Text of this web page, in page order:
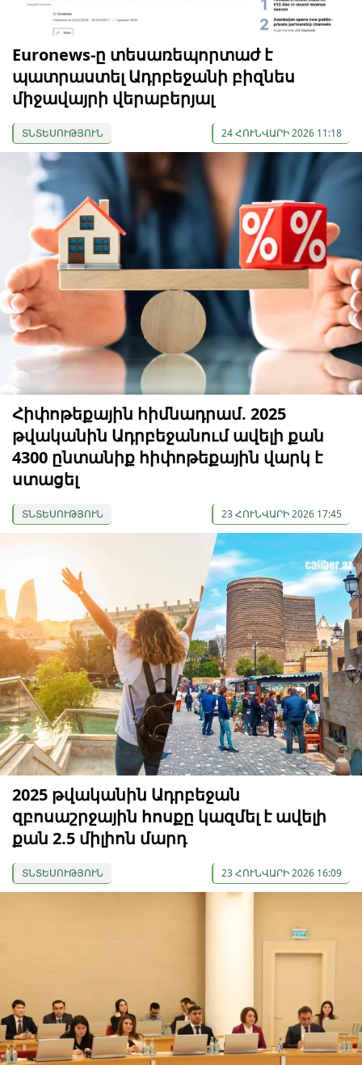
Euronews-ը տեսառեպորտաժ է
պատրաստել Ադրբեջանի բիզնես
միջավայրի վերաբերյալ
ՏՆՏԵՍՈՒԹՅՈՒՆ 24 ՀՈՒՆՎԱՐԻ 2026 11:18
Հիփոթեքային հիմնադրամ. 2025
թվականին Ադրբեջանում ավելի քան
4300 ընտանիք հիփոթեքային վարկ է
ստացել
ՏՆՏԵՍՈՒԹՅՈՒՆ 23 ՀՈՒՆՎԱՐԻ 2026 17:45
2025 թվականին Ադրբեջան
զբոսաշրջային հոսքը կազմել է ավելի
քան 2.5 միլիոն մարդ
ՏՆՏԵՍՈՒԹՅՈՒՆ 23 ՀՈՒՆՎԱՐԻ 2026 16:09